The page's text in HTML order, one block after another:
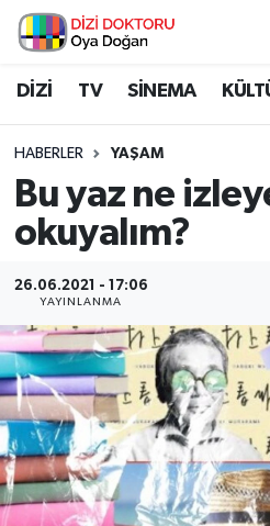
DİZİ TV SİNEMA
HABERLER YAŞAM
Bu yaz ne
okuyalım?
26.06.2021 - 17:06
YAYINLANMA
İstanbul Nöbetçi
İstanbul Namaz
İstanbul Trafik Yoğunluk
Süper Lig Puan Durumu
Tüm Manşetler
Son Dakika Haberleri
Haber Arşivi